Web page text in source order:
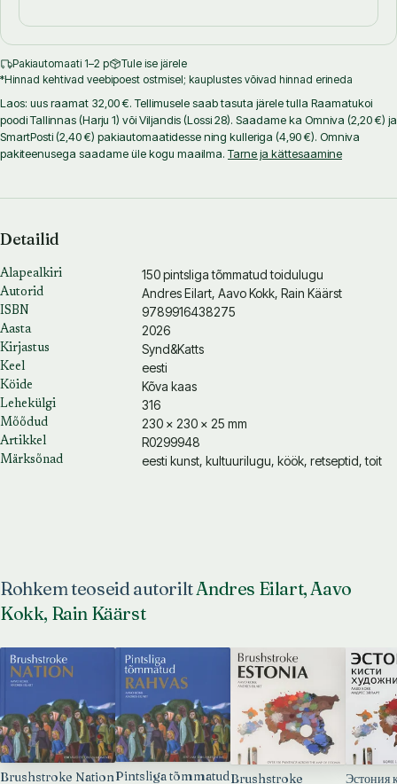
Pakiautomaati 1–2 p
Tule ise järele
*Hinnad kehtivad veebipoest ostmisel; kauplustes võivad hinnad erineda
Laos: uus raamat 32,00 €. Tellimusele saab tasuta järele tulla Raamatukoi
poodi Tallinnas (Harju 1) või Viljandis (Lossi 28). Saadame ka Omniva (2,20 €) ja
SmartPosti (2,40 €) pakiautomaatidesse ning kulleriga (4,90 €). Omniva
pakiteenusega saadame üle kogu maailma. Tarne ja kättesaamine
Detailid
Alapealkiri 150 pintsliga tõmmatud toidulugu
Autorid Andres Eilart, Aavo Kokk, Rain Käärst
ISBN 9789916438275
Aasta 2026
Kirjastus Synd&Katts
Keel eesti
Köide Kõva kaas
Lehekülgi 316
Mõõdud 230 × 230 × 25 mm
Artikkel R0299948
Märksõnad eesti kunst, kultuurilugu, köök, retseptid, toit
Rohkem teoseid autoriltAndres Eilart, Aavo
Kokk, Rain Käärst
Brushstroke NationPintsliga tõmmatudBrushstroke
Эстония